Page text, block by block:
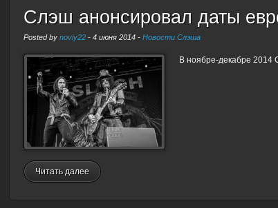
Слэш анонсировал даты
Posted bynoviy22 -4 июня 2014 -Новости Слэша
В ноябре-декабре 2014
Читать далее